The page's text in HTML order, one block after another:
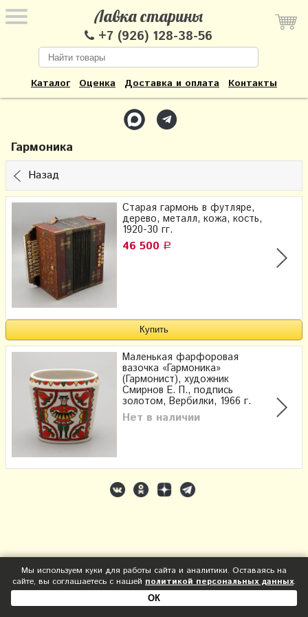
Лавка старины
+7 (926) 128-38-56
Каталог Оценка Доставка и оплата Контакты
Гармоника
Назад
Старая гармонь в футляре,
дерево, металл, кожа, кость,
1920-30 гг.
46 500 Р
Маленькая фарфоровая
вазочка «Гармоника»
(Гармонист), художник
Смирнов Е. П., подпись
золотом, Вербилки, 1966 г.
Нет в наличии
Мы используем куки для работы сайта и аналитики. Оставаясь на
сайте, вы соглашаетесь с нашей политикой персональных данных.
ОК